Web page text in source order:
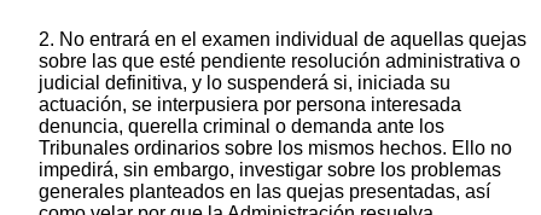
2. No entrará en el examen individual de aquellas quejas
sobre las que esté pendiente resolución administrativa o
judicial definitiva, y lo suspenderá si, iniciada su
actuación, se interpusiera por persona interesada
denuncia, querella criminal o demanda ante los
Tribunales ordinarios sobre los mismos hechos. Ello no
impedirá, sin embargo, investigar sobre los problemas
generales planteados en las quejas presentadas, así